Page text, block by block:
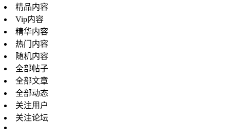
精品内容
Vip内容
精华内容
热门内容
随机内容
全部帖子
全部文章
全部动态
关注用户
关注论坛